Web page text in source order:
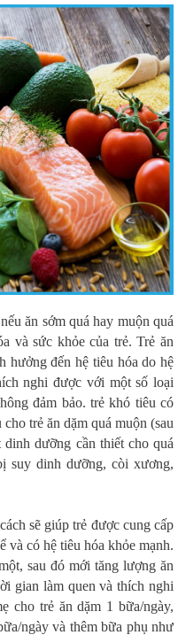
ăn sớm quá hay muộn quá
và sức khỏe của trẻ. Trẻ ăn
hưởng đến hệ tiêu hóa do hệ
nghi được với một số loại
đảm bảo. trẻ khó tiêu có
trẻ ăn dặm quá muộn (sau
dưỡng cần thiết cho quá
suy dinh dưỡng, còi xương,
sẽ giúp trẻ được cung cấp
và có hệ tiêu hóa khỏe mạnh.
sau đó mới tăng lượng ăn
gian làm quen và thích nghi
cho trẻ ăn dặm 1 bữa/ngày,
ngày và thêm bữa phụ như